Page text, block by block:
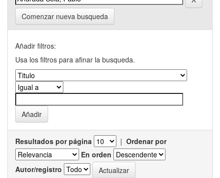
Comenzar nueva busqueda
Añadir filtros:
Usa los filtros para afinar la busqueda.
Resultados por página | Ordenar por
En orden
Autor/registro